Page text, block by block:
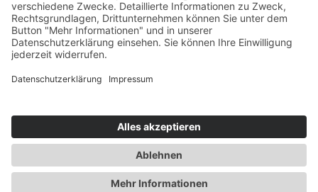
eps ARENA SUMMIT
FANCOMMERCE FORUM
MARKENFESTIVAL
Markenforum
SCHWEIZER MARKENKONGRESS
SPORT.FORUM.SCHWEIZ
SPORT.TOURISMUS.FORUM